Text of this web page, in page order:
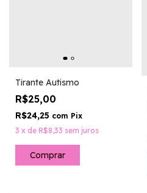
Tirante Autismo
R$25,00
R$24,25 com Pix
3 x de R$8,33 sem juros
Comprar